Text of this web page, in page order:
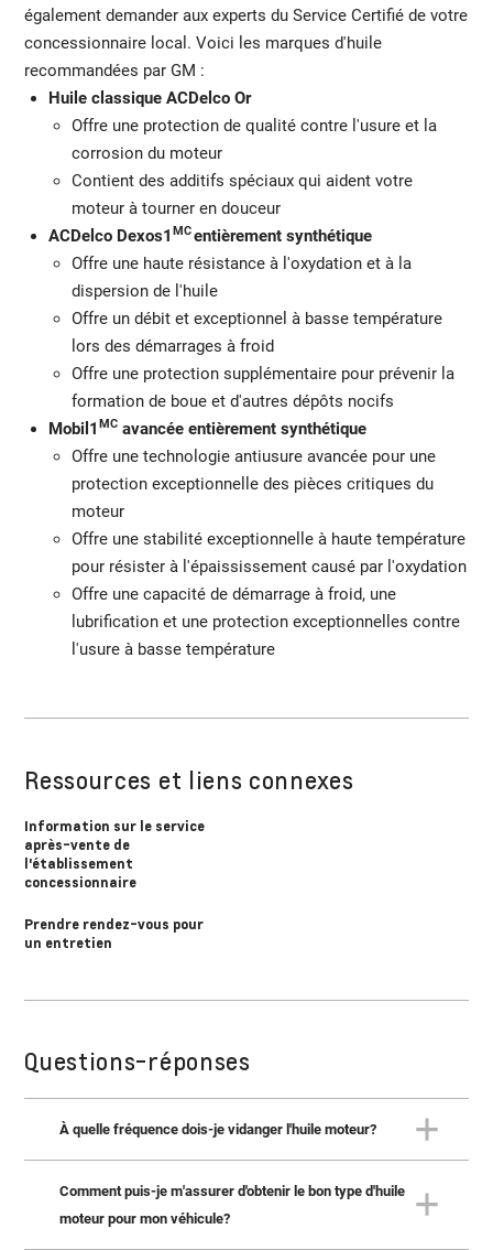
également demander aux experts du Service Certifié de votre
concessionnaire local. Voici les marques d'huile
recommandées par GM :
Huile classique ACDelco Or
Offre une protection de qualité contre l'usure et la
corrosion du moteur
Contient des additifs spéciaux qui aident votre
moteur à tourner en douceur
ACDelco Dexos1 MCentièrement synthétique
Offre une haute résistance à l'oxydation et à la
dispersion de l'huile
Offre un débit et exceptionnel à basse température
lors des démarrages à froid
Offre une protection supplémentaire pour prévenir la
formation de boue et d'autres dépôts nocifs
Mobil1 MCavancée entièrement synthétique
Offre une technologie antiusure avancée pour une
protection exceptionnelle des pièces critiques du
moteur
Offre une stabilité exceptionnelle à haute température
pour résister à l'épaississement causé par l'oxydation
Offre une capacité de démarrage à froid, une
lubrification et une protection exceptionnelles contre
l'usure à basse température
Ressources et liens connexes
Information sur le service
après-vente de
l'établissement
concessionnaire
Prendre rendez-vous pour
un entretien
Questions-réponses
À quelle fréquence dois-je vidanger l'huile moteur?
Lorsque le message « vidanger l'huile moteur bientôt »
s'affiche, l'entretien est requis pour le véhicule dès que
Comment puis-je m'assurer d'obtenir le bon type d'huile
moteur pour mon véhicule?